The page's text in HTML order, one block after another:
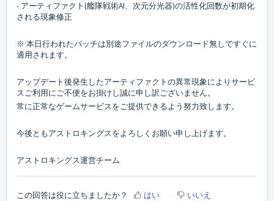
- アーティファクト(艦隊戦術AI、次元分光器)の活性化回数が初期化
される現象修正
※ 本日行われたパッチは別途ファイルのダウンロード無しですぐに
適用されます。
アップデート後発生したアーティファクトの異常現象によりサービ
スご利用にご不便をお掛けし誠に申し訳ございません。
常に正常なゲームサービスをご提供できるよう努力致します。
今後ともアストロキングスをよろしくお願い申し上げます。
アストロキングス運営チーム
この回答は役に立ちましたか？ はい いいえ